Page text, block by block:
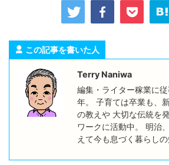
この記事を書いた人
Terry Naniwa
編集・ライター稼業に
年。 子育ては卒業も、
の教えや 大切な伝統を
ワークに活動中。 明治
えて今も息づく暮らしの